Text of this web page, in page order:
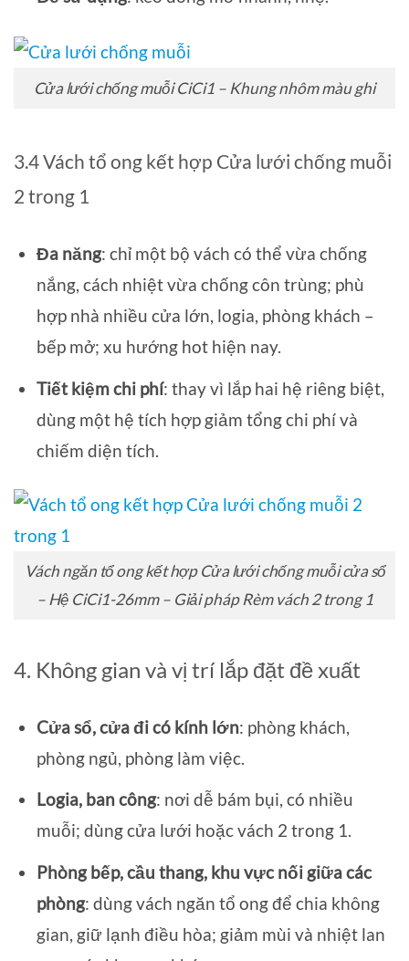
Cửa lưới chống muỗi CiCi1 – Khung nhôm màu ghi
3.4 Vách tổ ong kết hợp Cửa lưới chống muỗi
2 trong 1
Đa năng: chỉ một bộ vách có thể vừa chống
nắng, cách nhiệt vừa chống côn trùng; phù
hợp nhà nhiều cửa lớn, logia, phòng khách –
bếp mở; xu hướng hot hiện nay.
Tiết kiệm chi phí: thay vì lắp hai hệ riêng biệt,
dùng một hệ tích hợp giảm tổng chi phí và
chiếm diện tích.
Vách ngăn tổ ong kết hợp Cửa lưới chống muỗi cửa sổ
– Hệ CiCi1-26mm – Giải pháp Rèm vách 2 trong 1
4. Không gian và vị trí lắp đặt đề xuất
Cửa sổ, cửa đi có kính lớn: phòng khách,
phòng ngủ, phòng làm việc.
Logia, ban công: nơi dễ bám bụi, có nhiều
muỗi; dùng cửa lưới hoặc vách 2 trong 1.
Phòng bếp, cầu thang, khu vực nối giữa các
phòng: dùng vách ngăn tổ ong để chia không
gian, giữ lạnh điều hòa; giảm mùi và nhiệt lan